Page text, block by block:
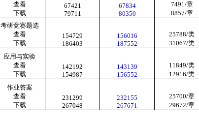
查看
下载
67421
79711
67834
80350
7491/章
8857/章
考研竞赛题选
查看
下载
154729
186403
156016
187552
25788/类
31067/类
应用与实验
查看
下载
142192
154987
143139
156552
11849/类
12916/类
作业答案
查看
下载
231299
267048
232155
267671
25700/章
29672/章